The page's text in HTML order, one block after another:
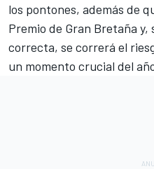
los pontones, además de
Premio de Gran Bretaña
correcta, se correrá el
un momento crucial del